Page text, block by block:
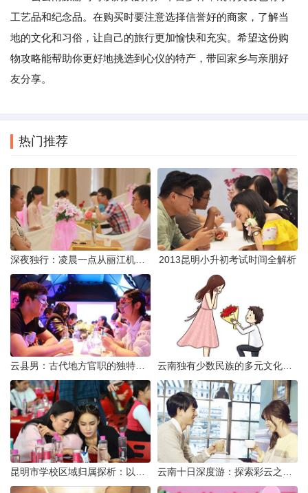
工艺品和纪念品。在购买时要注意选择信誉好的商家，了解当
地的文化和习俗，让自己的旅行更加愉快和充实。希望这份购
物攻略能帮助你更好地挑选到心仪的特产，带回家乡与亲朋好
友分享。
热门推荐
2013昆明小升初考试时间全解析